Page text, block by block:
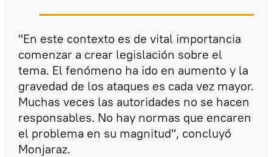
"En este contexto es de vital importancia
comenzar a crear legislación sobre el
tema. El fenómeno ha ido en aumento y la
gravedad de los ataques es cada vez mayor.
Muchas veces las autoridades no se hacen
responsables. No hay normas que encaren
el problema en su magnitud", concluyó
Monjaraz.